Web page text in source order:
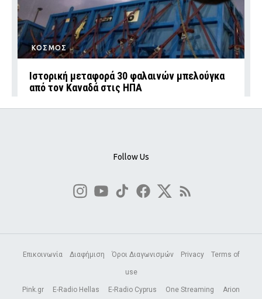
ΚΟΣΜΟΣ
Ιστορική μεταφορά 30 φαλαινών μπελούγκα
από τον Καναδά στις ΗΠΑ
Follow Us
Επικοινωνία Διαφήμιση Όροι Διαγωνισμών Privacy Terms of
use
Pink.gr E-Radio Hellas E-Radio Cyprus One Streaming Arion